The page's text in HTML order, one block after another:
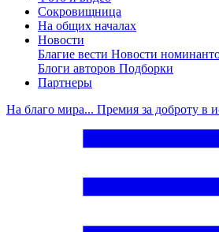
Сокровищница
На общих началах
Новости
Благие вести Новости
Блоги авторов Подборки
Партнеры
На благо мира... Премия за доброту в